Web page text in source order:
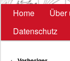
Hauptmenü
Home Über
Datenschutz